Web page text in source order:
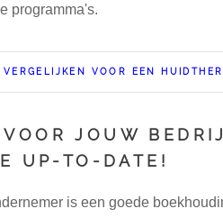
programma's.
VERGELIJKEN VOOR EEN
VOOR JOUW
UP-TO-DATE!
is een goede